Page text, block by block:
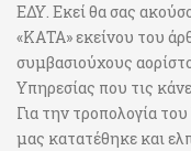
ΕΔΥ. Εκεί θα σας
«ΚΑΤΑ» εκείνου του
συμβασιούχους
Υπηρεσίας που τις
Για την τροπολογία
μας κατατέθηκε και